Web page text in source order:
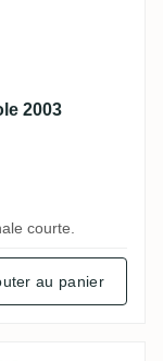
2003
courte.
au panier